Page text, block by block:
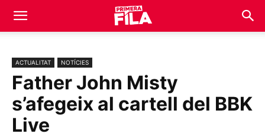
ACTUALITAT NOTÍCIES
Father John Misty
s’afegeix al cartell del BBK
Live